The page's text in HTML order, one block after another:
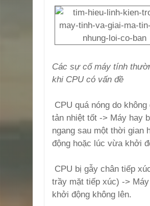
Các sự cố máy tính
khi CPU có vấn đề
CPU quá nóng do
tản nhiệt tốt -> Máy hay
ngang sau một thời gian
động hoặc lúc vừa khởi
CPU bị gẫy chân tiếp
trầy mặt tiếp xúc) ->
khởi động không lên.